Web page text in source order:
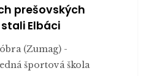
prešovských
Elbáci
(Zumag) -
športová škola